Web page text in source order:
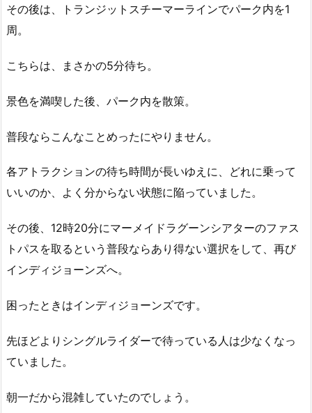
その後は、トランジットスチーマーラインでパーク内を1
周。
こちらは、まさかの5分待ち。
景色を満喫した後、パーク内を散策。
普段ならこんなことめったにやりません。
各アトラクションの待ち時間が長いゆえに、どれに乗って
いいのか、よく分からない状態に陥っていました。
その後、12時20分にマーメイドラグーンシアターのファス
トパスを取るという普段ならあり得ない選択をして、再び
インディジョーンズへ。
困ったときはインディジョーンズです。
先ほどよりシングルライダーで待っている人は少なくなっ
ていました。
朝一だから混雑していたのでしょう。